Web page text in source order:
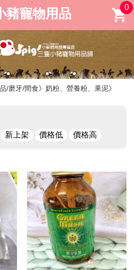
豬寵物用品 0
/磨牙/間食 奶粉、營養粉、果泥
新上架 價格低 價格高